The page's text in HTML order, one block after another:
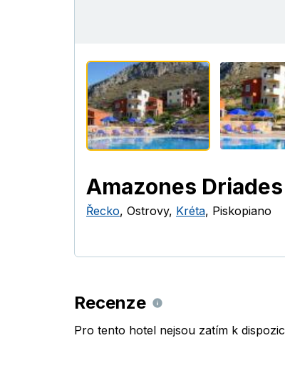
Amazones
Řecko, Ostrovy, Kréta, Piskopiano
Recenze
Pro tento hotel nejsou zatím k